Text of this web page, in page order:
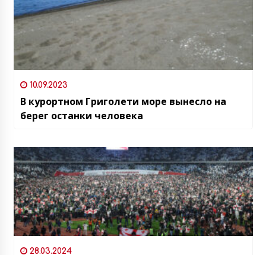
10.09.2023
В курортном Григолети море вынесло на
берег останки человека
28.03.2024